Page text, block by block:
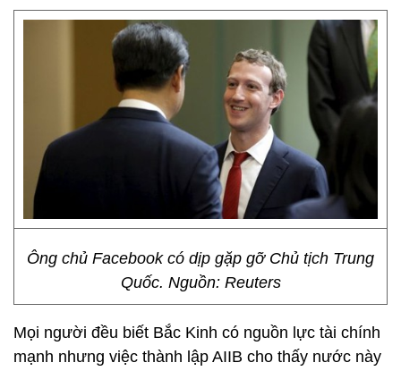
Ông chủ Facebook có dịp gặp gỡ Chủ tịch Trung
Quốc. Nguồn: Reuters
Mọi người đều biết Bắc Kinh có nguồn lực tài chính
mạnh nhưng việc thành lập AIIB cho thấy nước này